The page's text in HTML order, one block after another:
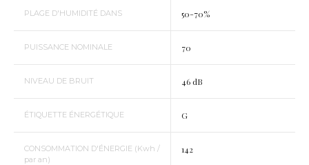
PLAGE D'HUMIDITÉ DANS 50-70%
PUISSANCE NOMINALE 70
NIVEAU DE BRUIT 46 dB
ÉTIQUETTE ÉNERGÉTIQUE G
CONSOMMATION D'ÉNERGIE (Kwh /
par an)
142